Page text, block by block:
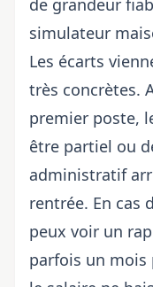
de grandeur
simulateur
Les écarts
très concrètes.
premier poste,
être partiel ou
administratif
rentrée. En cas
peux voir un
parfois un mois